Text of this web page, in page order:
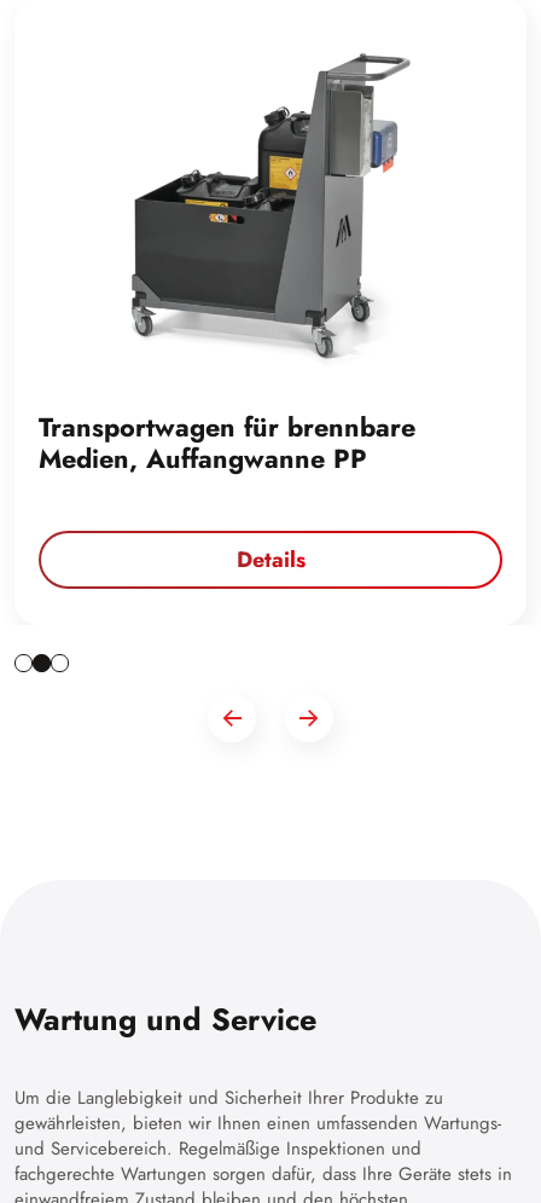
Transportwagen für brennbare
Medien, Auffangwanne PP
Details
Wartung und Service
Um die Langlebigkeit und Sicherheit Ihrer Produkte zu
gewährleisten, bieten wir Ihnen einen umfassenden Wartungs-
und Servicebereich. Regelmäßige Inspektionen und
fachgerechte Wartungen sorgen dafür, dass Ihre Geräte stets in